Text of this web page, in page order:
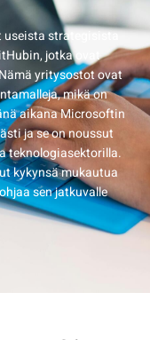
strategisista
jotka ovat
yritysostot ovat
mikä on
aikana Microsoftin
ja se on noussut
teknologiasektorilla.
kykynsä mukautua
sen jatkuvalle